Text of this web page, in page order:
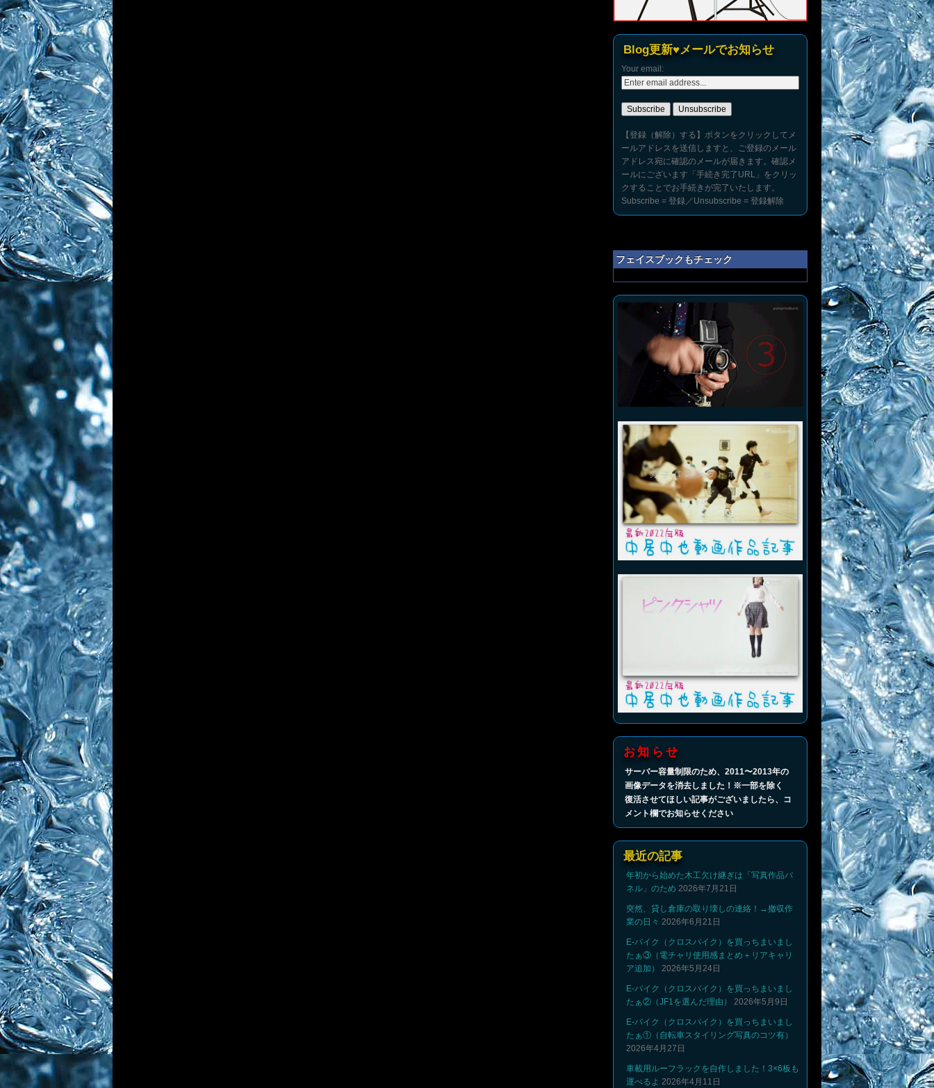
Blog更新♥メールでお知らせ
Your email:
【登録（解除）する】ボタンをクリックしてメ
ールアドレスを送信しますと、ご登録のメール
アドレス宛に確認のメールが届きます。確認メ
ールにございます「手続き完了URL」をクリッ
クすることでお手続きが完了いたします。
Subscribe = 登録／Unsubscribe = 登録解除
フェイスブックもチェック
お知らせ
サーバー容量制限のため、2011〜2013年の
画像データを消去しました！※一部を除く
復活させてほしい記事がございましたら、コ
メント欄でお知らせください
最近の記事
年初から始めた木工欠け継ぎは「写真作品パ
ネル」のため 2026年7月21日
突然、貸し倉庫の取り壊しの連絡！→撤収作
業の日々 2026年6月21日
E-バイク（クロスバイク）を買っちまいまし
たぁ③（電チャリ使用感まとめ＋リアキャリ
ア追加）
2026年5月24日
E-バイク（クロスバイク）を買っちまいまし
たぁ②（JF1を選んだ理由）
2026年5月9日
E-バイク（クロスバイク）を買っちまいまし
たぁ①（自転車スタイリング写真のコツ有）
2026年4月27日
車載用ルーフラックを自作しました！3×6板も
運べるよ 2026年4月11日